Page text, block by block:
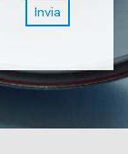
Invia